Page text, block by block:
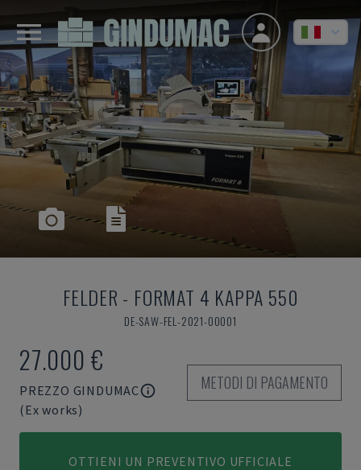
FELDER - FORMAT 4 KAPPA 550
DE-SAW-FEL-2021-00001
27.000 €
PREZZO GINDUMAC
(Ex works)
METODI DI PAGAMENTO
OTTIENI UN PREVENTIVO UFFICIALE